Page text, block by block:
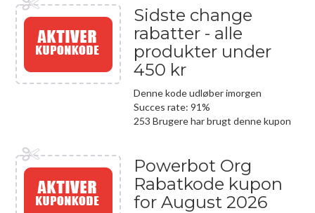
Sidste change
rabatter - alle
produkter under
450 kr
Denne kode udløber imorgen
Succes rate: 91%
253 Brugere har brugt denne kupon
Powerbot Org
Rabatkode kupon
for August 2026